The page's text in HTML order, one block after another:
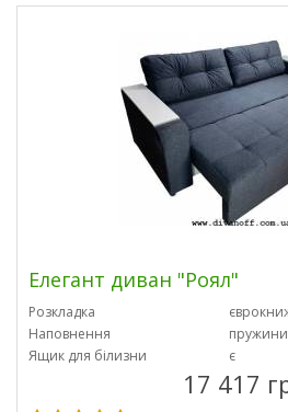
Елегант диван "Роял"
Розкладка
Наповнення
Ящик для білизни
є
17 417